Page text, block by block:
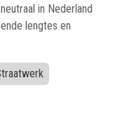
in Nederland
lengtes en